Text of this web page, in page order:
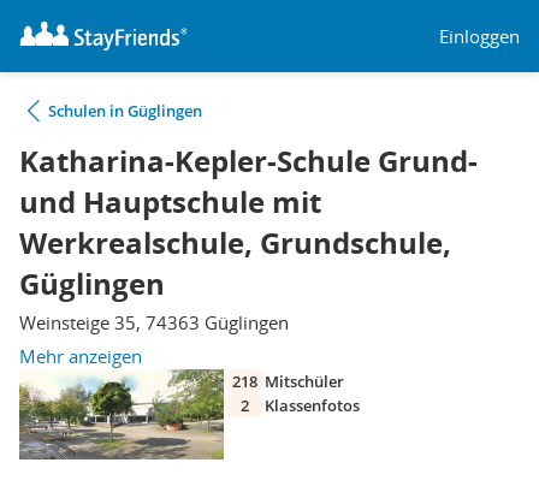
Einloggen
Schulen in Güglingen
Katharina-Kepler-Schule Grund-
und Hauptschule mit
Werkrealschule, Grundschule,
Güglingen
Weinsteige 35, 74363 Güglingen
Mehr anzeigen
218 Mitschüler
2
Klassenfotos